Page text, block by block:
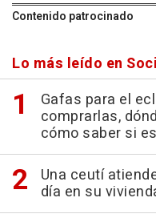
Contenido patrocinado
Lo más leído en
Gafas para el
comprarlas,
cómo saber si
Una ceutí
día en su